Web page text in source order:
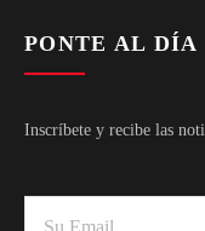
PONTE AL DÍA
Inscríbete y recibe las